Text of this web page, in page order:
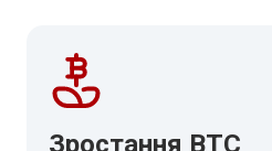
Зростання BTC